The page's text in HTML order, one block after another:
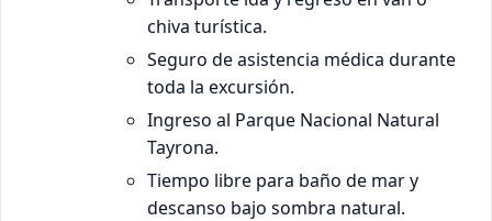
chiva turística.
Seguro de asistencia médica durante
toda la excursión.
Ingreso al Parque Nacional Natural
Tayrona.
Tiempo libre para baño de mar y
descanso bajo sombra natural.